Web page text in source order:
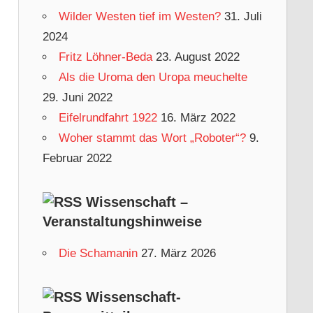
g
o
r
i
e
n
Wilder Westen tief im Westen? 31. Juli
2024
Fritz Löhner-Beda 23. August 2022
Als die Uroma den Uropa meuchelte
29. Juni 2022
Eifelrundfahrt 1922 16. März 2022
Woher stammt das Wort „Roboter“? 9.
Februar 2022
Wissenschaft –
Veranstaltungshinweise
Die Schamanin 27. März 2026
Wissenschaft-